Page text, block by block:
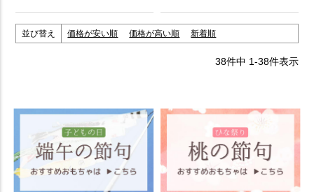
並び替え 価格が安い順 価格が高い順 新着順
38件中 1-38件表示